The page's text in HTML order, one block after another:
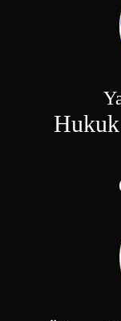
Hukuk